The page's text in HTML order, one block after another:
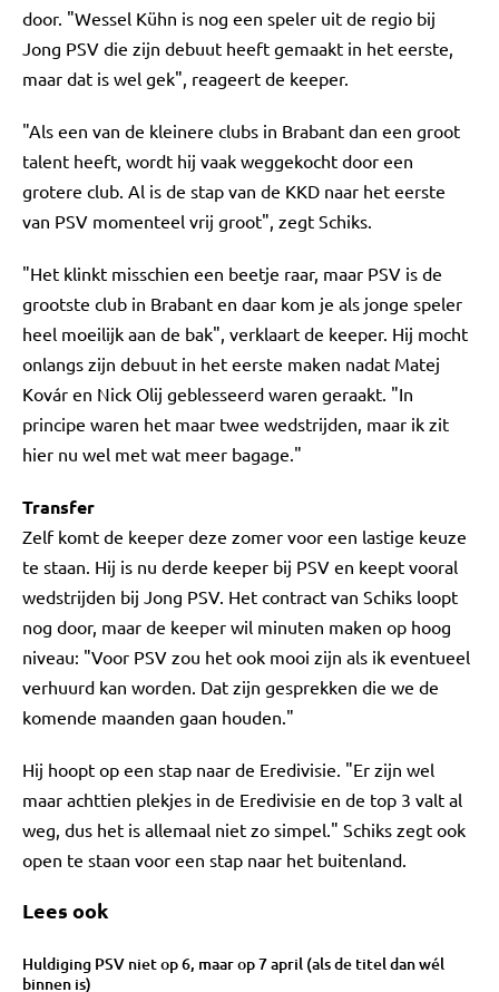
door. "Wessel Kühn is nog een speler uit de regio bij
Jong PSV die zijn debuut heeft gemaakt in het eerste,
maar dat is wel gek", reageert de keeper.
"Als een van de kleinere clubs in Brabant dan een groot
talent heeft, wordt hij vaak weggekocht door een
grotere club. Al is de stap van de KKD naar het eerste
van PSV momenteel vrij groot", zegt Schiks.
"Het klinkt misschien een beetje raar, maar PSV is de
grootste club in Brabant en daar kom je als jonge speler
heel moeilijk aan de bak", verklaart de keeper. Hij mocht
onlangs zijn debuut in het eerste maken nadat Matej
Kovár en Nick Olij geblesseerd waren geraakt. "In
principe waren het maar twee wedstrijden, maar ik zit
hier nu wel met wat meer bagage."
Transfer
Zelf komt de keeper deze zomer voor een lastige keuze
te staan. Hij is nu derde keeper bij PSV en keept vooral
wedstrijden bij Jong PSV. Het contract van Schiks loopt
nog door, maar de keeper wil minuten maken op hoog
niveau: "Voor PSV zou het ook mooi zijn als ik eventueel
verhuurd kan worden. Dat zijn gesprekken die we de
komende maanden gaan houden."
Hij hoopt op een stap naar de Eredivisie. "Er zijn wel
maar achttien plekjes in de Eredivisie en de top 3 valt al
weg, dus het is allemaal niet zo simpel." Schiks zegt ook
open te staan voor een stap naar het buitenland.
Lees ook
Huldiging PSV niet op 6, maar op 7 april (als de titel dan wél
binnen is)